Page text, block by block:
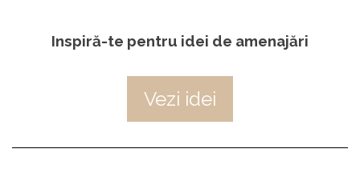
Inspiră-te pentru idei de amenajări
Vezi idei